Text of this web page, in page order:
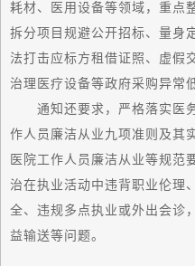
耗材、医用设备等领域，重点
拆分项目规避公开招标、量身
法打击应标方租借证照、虚假
治理医疗设备等政府采购异常
通知还要求，严格落实医务
作人员廉洁从业九项准则及其
医院工作人员廉洁从业等规范
治在执业活动中违背职业伦理
全、违规多点执业或外出会诊
益输送等问题。